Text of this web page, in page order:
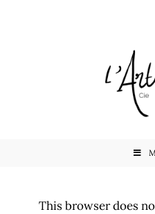
This browser does